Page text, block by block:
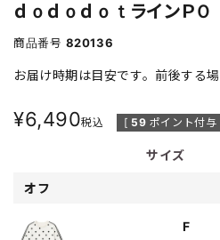
ｄｏｄｏｄｏｔラインＰＯ
商品番号 820136
お届け時期は目安です。前後する場
¥6,490税込 [ 59 ポイント付与
サイズ
オフ
F